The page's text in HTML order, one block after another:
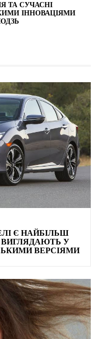
ТА СУЧАСНІ
ІННОВАЦІЯМИ
Є НАЙБІЛЬШ
У
ВЕРСІЯМИ